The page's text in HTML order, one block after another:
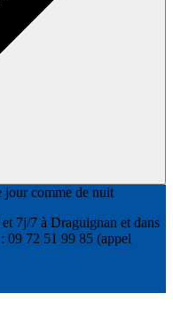
jour comme de nuit
7j/7 à Draguignan et dans
09 72 51 99 85 (appel